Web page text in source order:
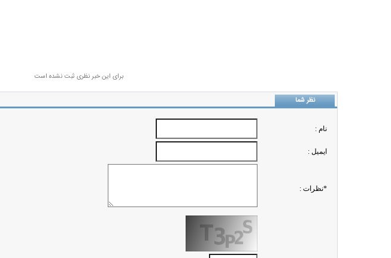
برای این خبر نظری ثبت نشده است
نظر شما
نام :
ايميل :
*نظرات :